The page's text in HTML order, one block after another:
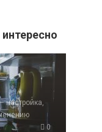
настройка,
0